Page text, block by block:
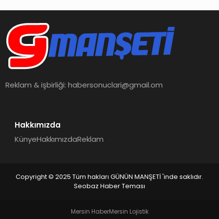
ANA DEMO
TEKNOLOJI
MAGAZIN
Reklam & işbirliği:habersonuclari@gmail.om
Hakkımızda
KünyeHakkımızdaReklam
Copyright © 2025 Tüm hakları GÜNÜN MANŞETİ 'inde saklıdır.
Seobaz Haber Teması
Mersin HaberMersin Lojistik